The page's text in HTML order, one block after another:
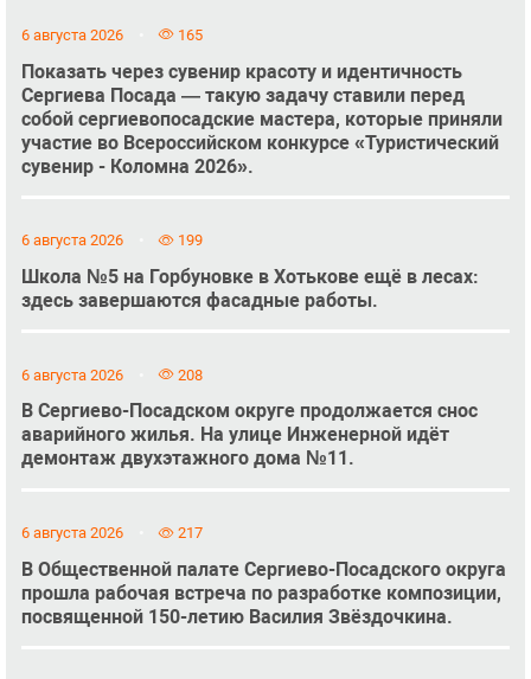
6 августа 2026 165
Показать через сувенир красоту и идентичность
Сергиева Посада — такую задачу ставили перед
собой сергиевопосадские мастера, которые приняли
участие во Всероссийском конкурсе «Туристический
сувенир - Коломна 2026».
6 августа 2026 199
Школа №5 на Горбуновке в Хотькове ещё в лесах:
здесь завершаются фасадные работы.
6 августа 2026 208
В Сергиево-Посадском округе продолжается снос
аварийного жилья. На улице Инженерной идёт
демонтаж двухэтажного дома №11.
6 августа 2026 217
В Общественной палате Сергиево-Посадского округа
прошла рабочая встреча по разработке композиции,
посвященной 150-летию Василия Звёздочкина.